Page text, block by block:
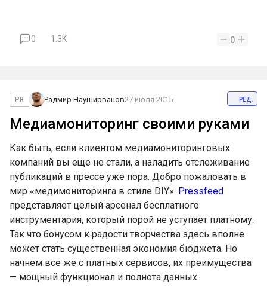
0 1.3K 0
PR Радмир Науширванов27 июля 2015 ред.
Медиамониторинг своими руками
Как быть, если клиентом медиамониторинговых
компаний вы еще не стали, а наладить отслеживание
публикаций в прессе уже пора. Добро пожаловать в
мир «медимониторинга в стиле DIY». Pressfeed
представляет целый арсенал бесплатного
инструментария, который порой не уступает платному.
Так что бонусом к радости творчества здесь вполне
может стать существенная экономия бюджета. Но
начнем все же с платных сервисов, их преимущества
— мощный функционал и полнота данных.